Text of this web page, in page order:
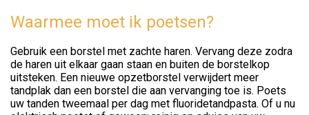
Waarmee moet ik poetsen?
Gebruik een borstel met zachte haren. Vervang deze zodra
de haren uit elkaar gaan staan en buiten de borstelkop
uitsteken. Een nieuwe opzetborstel verwijdert meer
tandplak dan een borstel die aan vervanging toe is. Poets
uw tanden tweemaal per dag met fluoridetandpasta. Of u nu